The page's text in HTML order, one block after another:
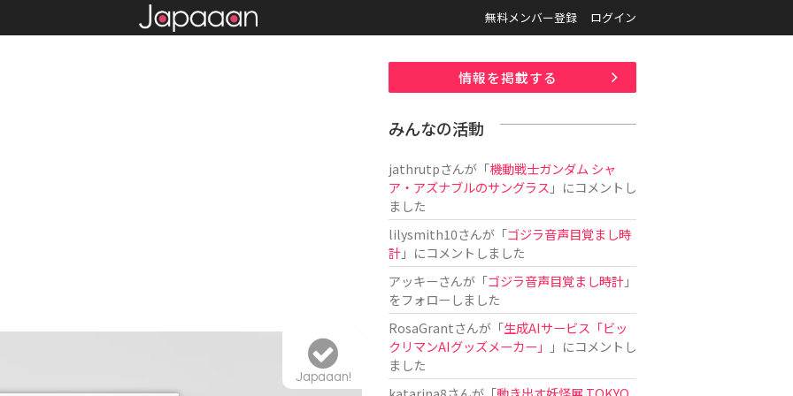
無料メンバー登録 ログイン
Japaaan!
情報を掲載する
みんなの活動
jathrutpさんが「機動戦士ガンダム シャ
ア・アズナブルのサングラス 」にコメントし
ました
lilysmith10さんが「ゴジラ音声目覚まし時
計」にコメントしました
アッキーさんが「ゴジラ音声目覚まし時計」
をフォローしました
RosaGrantさんが「生成AIサービス「ビッ
クリマンAIグッズメーカー」
」にコメントし
ました